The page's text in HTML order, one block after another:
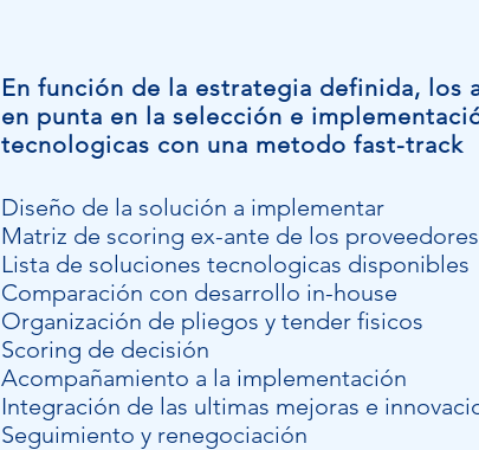
En función de la estrategia definida, los
en punta en la selección e
tecnologicas con una metodo fast-track
Diseño de la solución a implementar
Matriz de scoring ex-ante de los proveedores
Lista de soluciones tecnologicas disponibles
Comparación con desarrollo in-house
Organización de pliegos y tender fisicos
Scoring de decisión
Acompañamiento a la implementación
Integración de las ultimas mejoras e
Seguimiento y renegociación